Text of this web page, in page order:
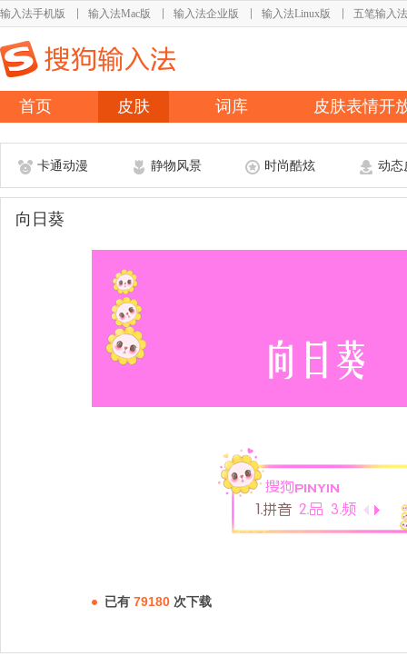
输入法手机版 输入法Mac版 输入法企业版 输入法Linux版 五笔输入法
首页 皮肤 词库 皮肤表情开
卡通动漫 静物风景 时尚酷炫 动态
向日葵
已有 79180 次下载